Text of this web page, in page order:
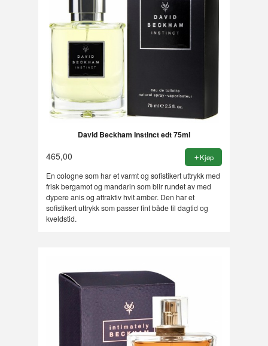
David Beckham Instinct edt 75ml
465,00 Kjøp
En cologne som har et varmt og sofistikert uttrykk med
frisk bergamot og mandarin som blir rundet av med
dypere anis og attraktiv hvit amber. Den har et
sofistikert uttrykk som passer fint både til dagtid og
kveldstid.